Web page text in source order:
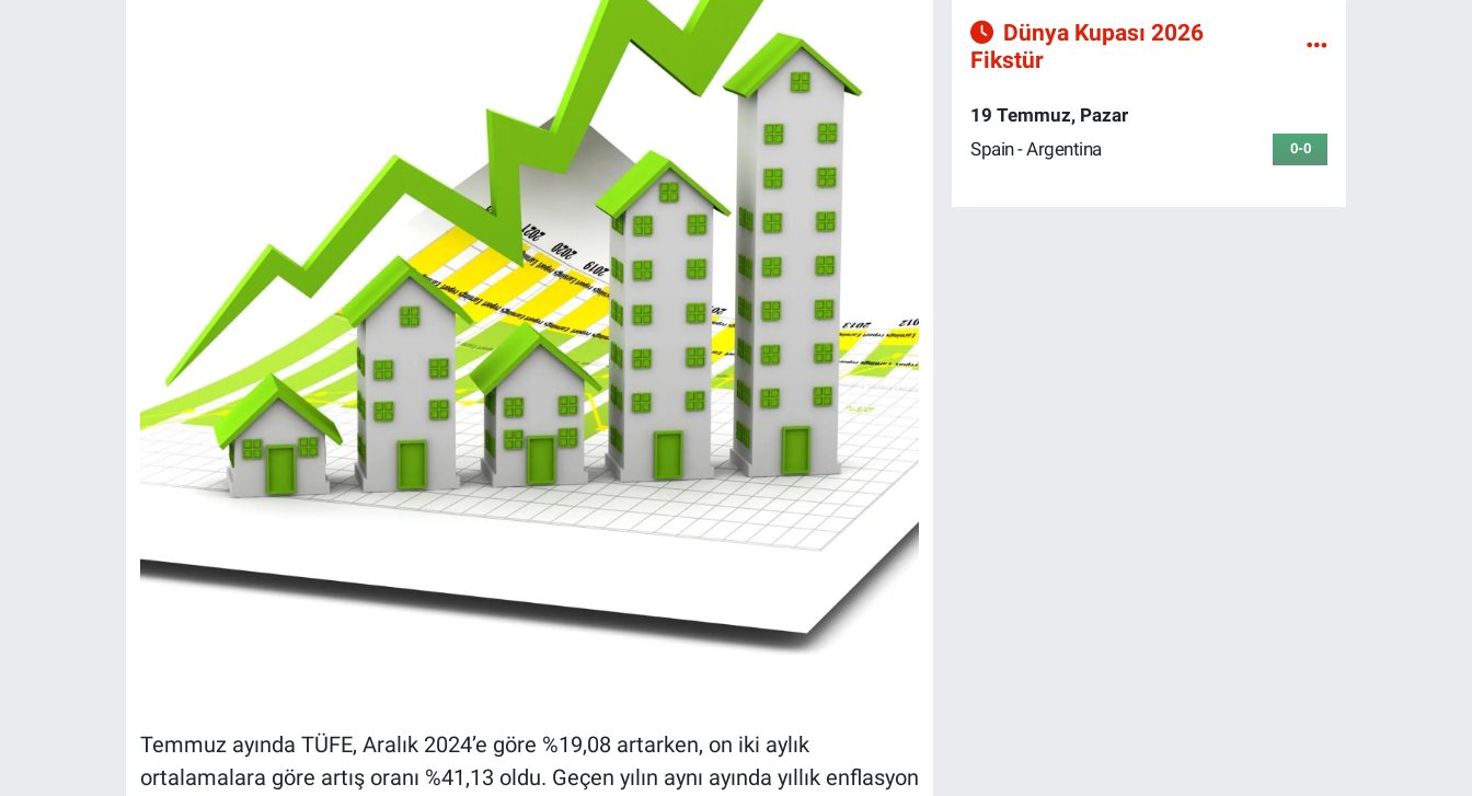
Temmuz ayında TÜFE, Aralık 2024’e göre %19,08 artarken, on iki aylık
ortalamalara göre artış oranı %41,13 oldu. Geçen yılın aynı ayında yıllık enflasyon
Dünya Kupası 2026
Fikstür
19 Temmuz, Pazar
Spain - Argentina
0-0